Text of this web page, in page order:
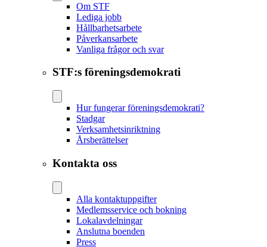
Om STF
Lediga jobb
Hållbarhetsarbete
Påverkansarbete
Vanliga frågor och svar
STF:s föreningsdemokrati
Hur fungerar föreningsdemokrati?
Stadgar
Verksamhetsinriktning
Årsberättelser
Kontakta oss
Alla kontaktuppgifter
Medlemsservice och bokning
Lokalavdelningar
Anslutna boenden
Press